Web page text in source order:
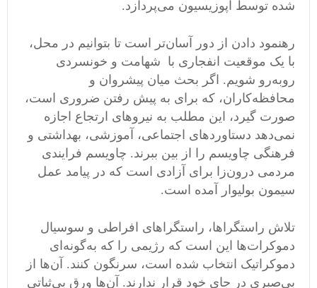
شده توسط اپوزیسیون می‌پردازد.
رهنمود دادن از دور آسان‌تر است تا بتوانیم در محل،
با یک موقعیت انفجاری با شهامت و خونسردی
رو‌به‌رو شویم. اگر بحث میان پیشروان و
محافظه‌کاران، که برای به پیش رفتن ضروری است،
صورت گیرد، این مطلب به نیروهای ارتجاع اجازه
نمی‌دهد دستاوردهای اجتماعی، آموزشی، بهداشتی و
فرهنگی چاویسم را از بین ببرند. چاویسم فرایندی
مردمی ‌درون‌زا برای آزادی است که در پیامد عمل
سیمون بولیوار آمده است.
تلاش راستگراها، راستگراهای افراطی و سوسیال
دموکرات‌ها این است که رژیمی‌ را که به‌گونه‌ای
دموکراتیک انتخاب شده است، سرنگون کنند. آن‌ها از
بی‌صبری در جای خود قرار ندارند. آن‌ها ورق بی‌ثباتی